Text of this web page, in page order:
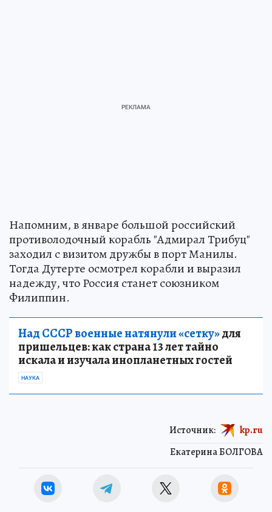
Напомним, в январе большой российский
противолодочный корабль "Адмирал Трибуц"
заходил с визитом дружбы в порт Манилы.
Тогда Дутерте осмотрел корабли и выразил
надежду, что Россия станет союзником
Филиппин.
Над СССР военные натянули «сетку»для
пришельцев: как страна 13 лет тайно
искала и изучала инопланетных гостей
НАУКА
Екатерина БОЛГОВА
Источник: kp.ru